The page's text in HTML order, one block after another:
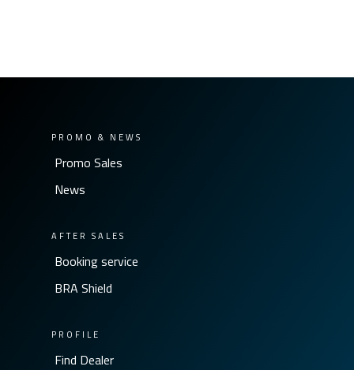
PROMO & NEWS
Promo Sales
News
AFTER SALES
Booking service
BRA Shield
PROFILE
Find Dealer